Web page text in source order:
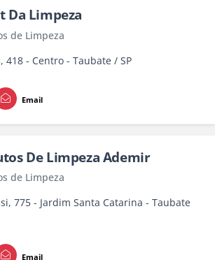
Da Limpeza
de Limpeza
418 - Centro - Taubate / SP
Email
De Limpeza Ademir
de Limpeza
775 - Jardim Santa Catarina - Taubate
Email